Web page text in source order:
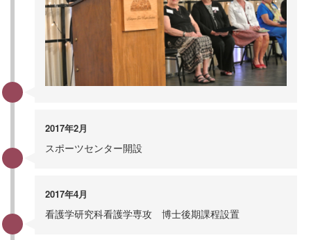
2017年2月
スポーツセンター開設
2017年4月
看護学研究科看護学専攻 博士後期課程設置